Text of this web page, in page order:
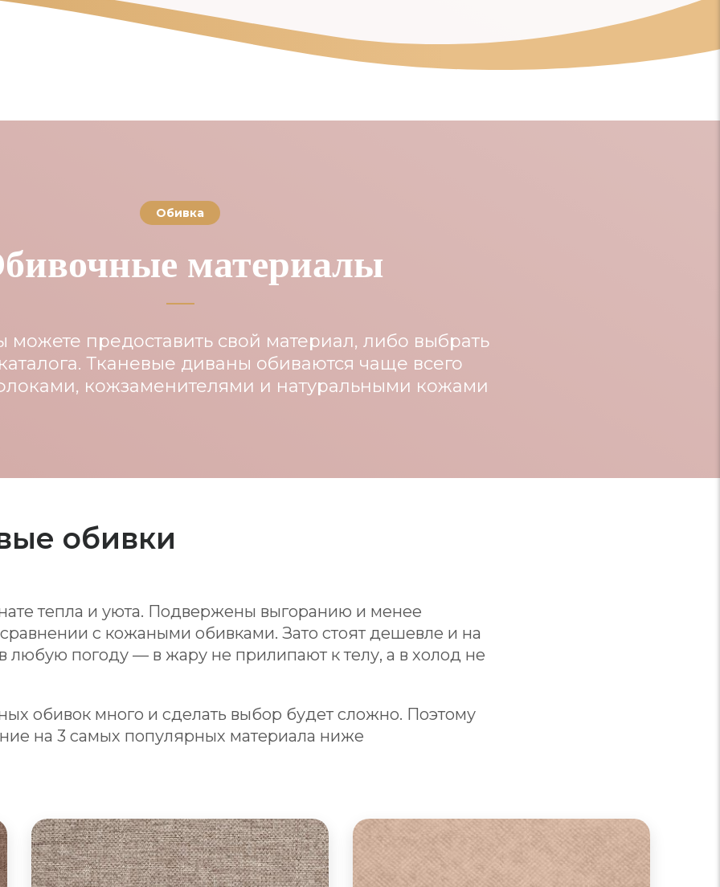
Обивка
материалы
можете предоставить свой материал, либо выбрать
Тканевые диваны обиваются чаще всего
кожзаменителями и натуральными кожами
обивки
тепла и уюта. Подвержены выгоранию и менее
с кожаными обивками. Зато стоят дешевле и на
любую погоду — в жару не прилипают к телу, а в холод не
обивок много и сделать выбор будет сложно. Поэтому
на 3 самых популярных материала ниже
Диваны из рогожки Диваны из флока